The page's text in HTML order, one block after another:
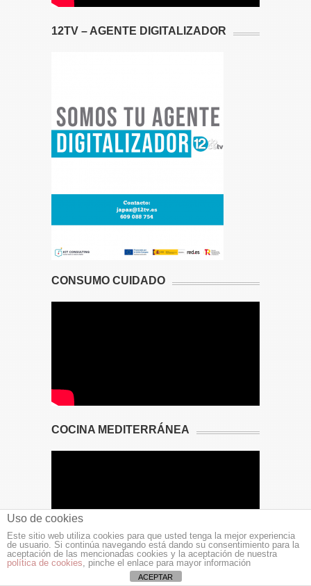
12TV – AGENTE DIGITALIZADOR
CONSUMO CUIDADO
COCINA MEDITERRÁNEA
Uso de cookies
Este sitio web utiliza cookies para que usted tenga la mejor experiencia
de usuario. Si continúa navegando está dando su consentimiento para la
aceptación de las mencionadas cookies y la aceptación de nuestra
política de cookies, pinche el enlace para mayor información
ACEPTAR